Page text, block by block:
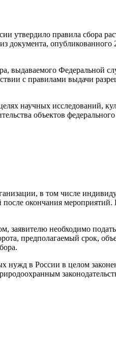
утвердило правила сбора
документа,
выдаваемого Федеральной
с правилами выдачи
научных исследований,
объектов
в том числе
после окончания
заявителю необходимо
предполагаемый срок,
в России в целом